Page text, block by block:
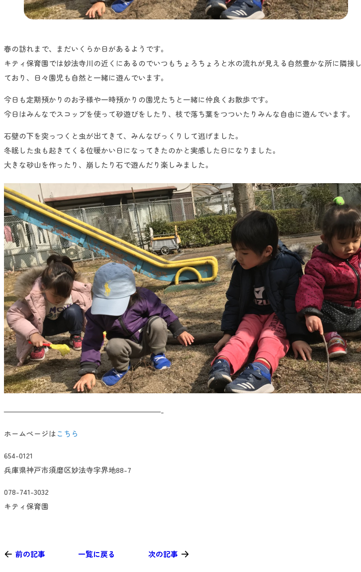
春の訪れまで、まだいくらか日があるようです。
キティ保育園では妙法寺川の近くにあるのでいつもちょろちょろと水の流れが見える自然豊かな所に隣接し
ており、日々園児も自然と一緒に遊んでいます。
今日も定期預かりのお子様や一時預かりの園児たちと一緒に仲良くお散歩です。
今日はみんなでスコップを使って砂遊びをしたり、枝で落ち葉をつついたりみんな自由に遊んでいます。
石壁の下を突っつくと虫が出てきて、みんなびっくりして逃げました。
冬眠した虫も起きてくる位暖かい日になってきたのかと実感した日になりました。
大きな砂山を作ったり、崩したり石で遊んだり楽しみました。
—————————————————————-
ホームページはこちら
654-0121
兵庫県神戸市須磨区妙法寺字界地88-7
078-741-3032
キティ保育園
前の記事 一覧に戻る 次の記事